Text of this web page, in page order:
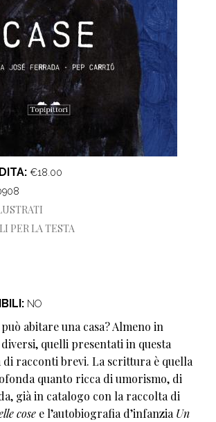
€18.00
PER LA TESTA
NO
abitare una casa? Almeno in
quelli presentati in questa
racconti brevi. La scrittura è quella
quanto ricca di umorismo, di
già in catalogo con la raccolta di
cose e l’autobiografia d’infanziaUn